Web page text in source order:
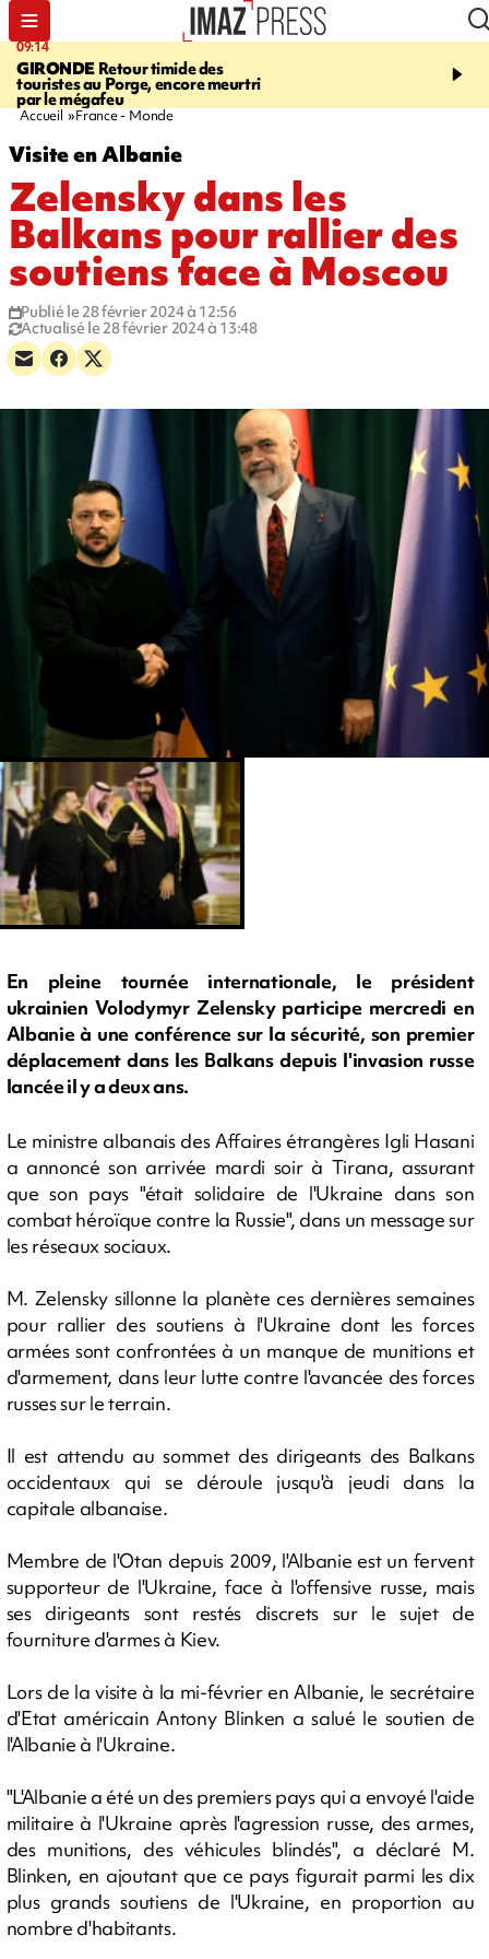
09:14
GIRONDE Retour timide des
touristes au Porge, encore meurtri
par le mégafeu
13:09
Des
font cinq morts en
Accueil France - Monde
Visite en Albanie
Zelensky dans les
Balkans pour rallier des
soutiens face à Moscou
Publié le 28 février 2024 à 12:56
Actualisé le 28 février 2024 à 13:48
En pleine tournée internationale, le président
ukrainien Volodymyr Zelensky participe mercredi en
Albanie à une conférence sur la sécurité, son premier
déplacement dans les Balkans depuis l'invasion russe
lancée il y a deux ans.
Le ministre albanais des Affaires étrangères Igli Hasani
a annoncé son arrivée mardi soir à Tirana, assurant
que son pays "était solidaire de l'Ukraine dans son
combat héroïque contre la Russie", dans un message sur
les réseaux sociaux.
M. Zelensky sillonne la planète ces dernières semaines
pour rallier des soutiens à l'Ukraine dont les forces
armées sont confrontées à un manque de munitions et
d'armement, dans leur lutte contre l'avancée des forces
russes sur le terrain.
Il est attendu au sommet des dirigeants des Balkans
occidentaux qui se déroule jusqu'à jeudi dans la
capitale albanaise.
Membre de l'Otan depuis 2009, l'Albanie est un fervent
supporteur de l'Ukraine, face à l'offensive russe, mais
ses dirigeants sont restés discrets sur le sujet de
fourniture d'armes à Kiev.
Lors de la visite à la mi-février en Albanie, le secrétaire
d'Etat américain Antony Blinken a salué le soutien de
l'Albanie à l'Ukraine.
"L'Albanie a été un des premiers pays qui a envoyé l'aide
militaire à l'Ukraine après l'agression russe, des armes,
des munitions, des véhicules blindés", a déclaré M.
Blinken, en ajoutant que ce pays figurait parmi les dix
plus grands soutiens de l'Ukraine, en proportion au
nombre d'habitants.